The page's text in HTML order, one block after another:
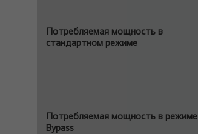
Потребляемая мощность в
стандартном режиме
Потребляемая мощность в режиме
Bypass